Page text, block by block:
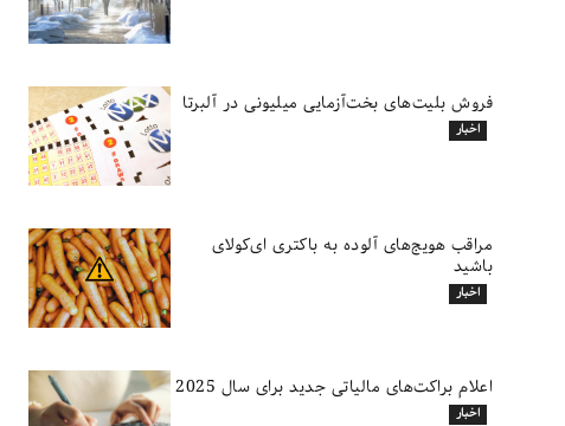
فروش بلیت‌های بخت‌آزمایی میلیونی در آلبرتا
اخبار
مراقب هویج‌های آلوده به باکتری ای‌کولای
باشید
اخبار
اعلام براکت‌های مالیاتی جدید برای سال 2025
اخبار